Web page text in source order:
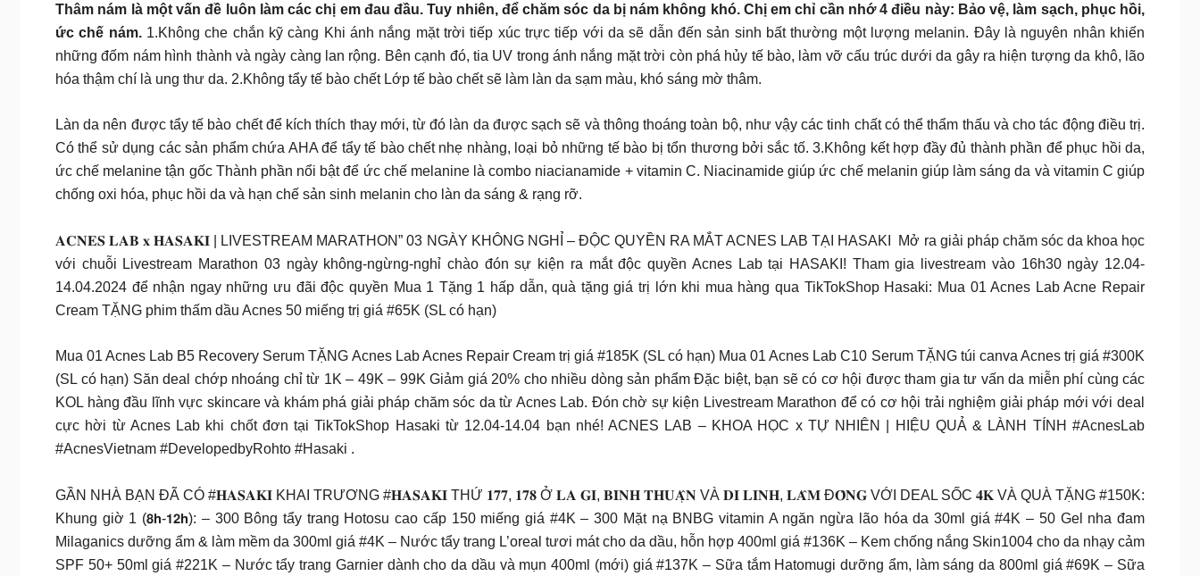
Thâm nám là một vấn đề luôn làm các chị em đau đầu. Tuy nhiên, để chăm sóc da bị nám không khó. Chị em chỉ cần nhớ 4 điều này: Bảo vệ, làm sạch, phục hồi,
ức chế nám.1.Không che chắn kỹ càng Khi ánh nắng mặt trời tiếp xúc trực tiếp với da sẽ dẫn đến sản sinh bất thường một lượng melanin. Đây là nguyên nhân khiến
những đốm nám hình thành và ngày càng lan rộng. Bên cạnh đó, tia UV trong ánh nắng mặt trời còn phá hủy tế bào, làm vỡ cấu trúc dưới da gây ra hiện tượng da khô, lão
hóa thậm chí là ung thư da. 2.Không tẩy tế bào chết Lớp tế bào chết sẽ làm làn da sạm màu, khó sáng mờ thâm.
Làn da nên được tẩy tế bào chết để kích thích thay mới, từ đó làn da được sạch sẽ và thông thoáng toàn bộ, như vậy các tinh chất có thể thẩm thấu và cho tác động điều trị.
Có thể sử dụng các sản phẩm chứa AHA để tẩy tế bào chết nhẹ nhàng, loại bỏ những tế bào bị tổn thương bởi sắc tố. 3.Không kết hợp đầy đủ thành phần để phục hồi da,
ức chế melanine tận gốc Thành phần nổi bật để ức chế melanine là combo niacianamide + vitamin C. Niacinamide giúp ức chế melanin giúp làm sáng da và vitamin C giúp
chống oxi hóa, phục hồi da và hạn chế sản sinh melanin cho làn da sáng & rạng rỡ.
𝐀𝐂𝐍𝐄𝐒 𝐋𝐀𝐁 𝐱 𝐇𝐀𝐒𝐀𝐊𝐈 | LIVESTREAM MARATHON” 03 NGÀY KHÔNG NGHỈ – ĐỘC QUYỀN RA MẮT ACNES LAB TẠI HASAKI ️ Mở ra giải pháp chăm sóc da khoa học
với chuỗi Livestream Marathon 03 ngày không-ngừng-nghỉ chào đón sự kiện ra mắt độc quyền Acnes Lab tại HASAKI! Tham gia livestream vào 16h30 ngày 12.04-
14.04.2024 để nhận ngay những ưu đãi độc quyền Mua 1 Tặng 1 hấp dẫn, quà tặng giá trị lớn khi mua hàng qua TikTokShop Hasaki: Mua 01 Acnes Lab Acne Repair
Cream TẶNG phim thấm dầu Acnes 50 miếng trị giá #65K (SL có hạn)
Mua 01 Acnes Lab B5 Recovery Serum TẶNG Acnes Lab Acnes Repair Cream trị giá #185K (SL có hạn) Mua 01 Acnes Lab C10 Serum TẶNG túi canva Acnes trị giá #300K
(SL có hạn) Săn deal chớp nhoáng chỉ từ 1K – 49K – 99K Giảm giá 20% cho nhiều dòng sản phẩm Đặc biệt, bạn sẽ có cơ hội được tham gia tư vấn da miễn phí cùng các
KOL hàng đầu lĩnh vực skincare và khám phá giải pháp chăm sóc da từ Acnes Lab. Đón chờ sự kiện Livestream Marathon để có cơ hội trải nghiệm giải pháp mới với deal
cực hời từ Acnes Lab khi chốt đơn tại TikTokShop Hasaki từ 12.04-14.04 bạn nhé! ACNES LAB – KHOA HỌC x TỰ NHIÊN | HIỆU QUẢ & LÀNH TÍNH #AcnesLab
#AcnesVietnam #DevelopedbyRohto #Hasaki .
GẦN NHÀ BẠN ĐÃ CÓ #𝐇𝐀𝐒𝐀𝐊𝐈 KHAI TRƯƠNG #𝐇𝐀𝐒𝐀𝐊𝐈 THỨ 𝟏𝟕𝟕, 𝟏𝟕𝟖 Ở 𝐋𝐀 𝐆𝐈, 𝐁𝐈̀𝐍𝐇 𝐓𝐇𝐔𝐀̣̂𝐍 VÀ 𝐃𝐈 𝐋𝐈𝐍𝐇, 𝐋𝐀̂𝐌 Đ𝐎̂̀𝐍𝐆 VỚI DEAL SỐC 𝟒𝐊 VÀ QUÀ TẶNG #150K:
Khung giờ 1 (𝟴𝗵-𝟭𝟮𝗵): – 300 Bông tẩy trang Hotosu cao cấp 150 miếng giá #4K – 300 Mặt nạ BNBG vitamin A ngăn ngừa lão hóa da 30ml giá #4K – 50 Gel nha đam
Milaganics dưỡng ẩm & làm mềm da 300ml giá #4K – Nước tẩy trang L’oreal tươi mát cho da dầu, hỗn hợp 400ml giá #136K – Kem chống nắng Skin1004 cho da nhạy cảm
SPF 50+ 50ml giá #221K – Nước tẩy trang Garnier dành cho da dầu và mụn 400ml (mới) giá #137K – Sữa tắm Hatomugi dưỡng ẩm, làm sáng da 800ml giá #69K – Sữa